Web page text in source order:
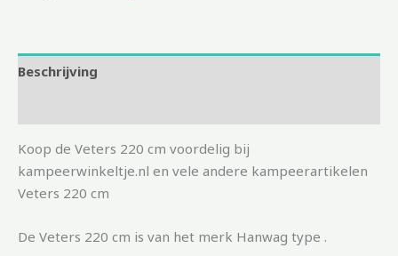
Beschrijving
Koop de Veters 220 cm voordelig bij
kampeerwinkeltje.nl en vele andere kampeerartikelen
Veters 220 cm
De Veters 220 cm is van het merk Hanwag type .